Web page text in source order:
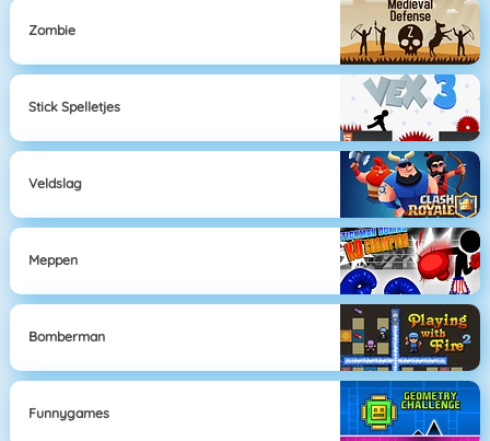
Zombie
Stick Spelletjes
Veldslag
Meppen
Bomberman
Funnygames